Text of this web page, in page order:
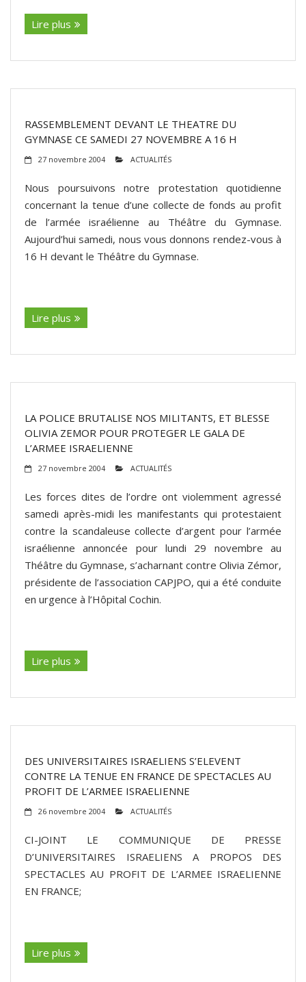
Lire plus
RASSEMBLEMENT DEVANT LE THEATRE DU
GYMNASE CE SAMEDI 27 NOVEMBRE A 16 H
27 novembre 2004 ACTUALITÉS
Nous poursuivons notre protestation quotidienne
concernant la tenue d’une collecte de fonds au profit
de l’armée israélienne au Théâtre du Gymnase.
Aujourd’hui samedi, nous vous donnons rendez-vous à
16 H devant le Théâtre du Gymnase.
Lire plus
LA POLICE BRUTALISE NOS MILITANTS, ET BLESSE
OLIVIA ZEMOR POUR PROTEGER LE GALA DE
L’ARMEE ISRAELIENNE
27 novembre 2004 ACTUALITÉS
Les forces dites de l’ordre ont violemment agressé
samedi après-midi les manifestants qui protestaient
contre la scandaleuse collecte d’argent pour l’armée
israélienne annoncée pour lundi 29 novembre au
Théâtre du Gymnase, s’acharnant contre Olivia Zémor,
présidente de l’association CAPJPO, qui a été conduite
en urgence à l’Hôpital Cochin.
Lire plus
DES UNIVERSITAIRES ISRAELIENS S’ELEVENT
CONTRE LA TENUE EN FRANCE DE SPECTACLES AU
PROFIT DE L’ARMEE ISRAELIENNE
26 novembre 2004 ACTUALITÉS
CI-JOINT LE COMMUNIQUE DE PRESSE
D’UNIVERSITAIRES ISRAELIENS A PROPOS DES
SPECTACLES AU PROFIT DE L’ARMEE ISRAELIENNE
EN FRANCE;
Lire plus